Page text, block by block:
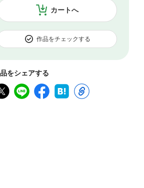
カートへ
作品をチェックする
をシェアする